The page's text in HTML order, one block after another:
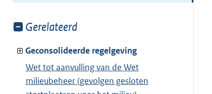
Toon
van:
Gerelateerd
Geconsolideerde regelgeving
Wet tot aanvulling van de Wet
milieubeheer (gevolgen gesloten